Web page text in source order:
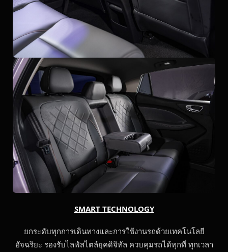
SMART TECHNOLOGY
ยกระดับทุกการเดินทางและการใช้งานรถด้วยเทคโนโลยี
อัจฉริยะ รองรับไลฟ์สไตล์ยุคดิจิทัล ควบคุมรถได้ทุกที่ ทุกเวลา